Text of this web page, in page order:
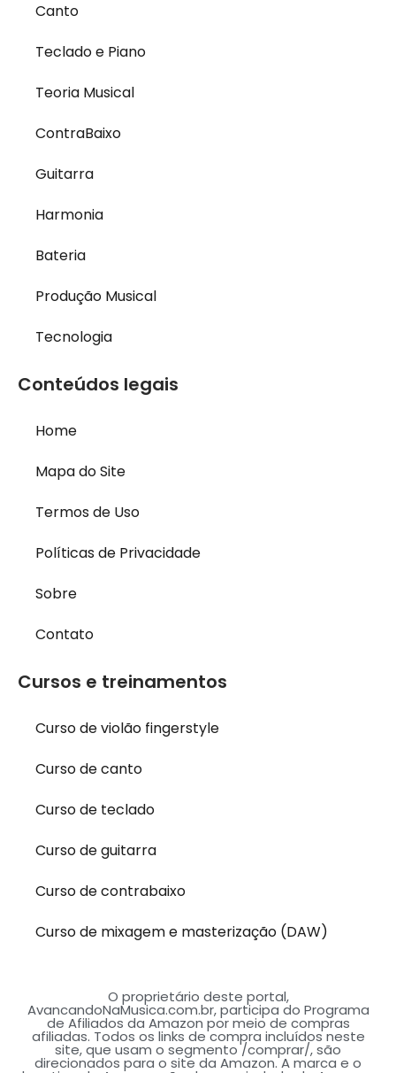
Canto
Teclado e Piano
Teoria Musical
ContraBaixo
Guitarra
Harmonia
Bateria
Produção Musical
Tecnologia
Conteúdos legais
Home
Mapa do Site
Termos de Uso
Políticas de Privacidade
Sobre
Contato
Cursos e treinamentos
Curso de violão fingerstyle
Curso de canto
Curso de teclado
Curso de guitarra
Curso de contrabaixo
Curso de mixagem e masterização (DAW)
O proprietário deste portal,
AvancandoNaMusica.com.br, participa do Programa
de Afiliados da Amazon por meio de compras
afiliadas. Todos os links de compra incluídos neste
site, que usam o segmento /comprar/, são
direcionados para o site da Amazon. A marca e o